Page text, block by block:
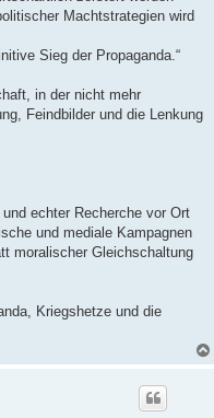
Machtstrategien wird
Sieg der Propaganda.“
in der nicht mehr
Feindbilder und die Lenkung
echter Recherche vor Ort
und mediale Kampagnen
moralischer Gleichschaltung
Kriegshetze und die